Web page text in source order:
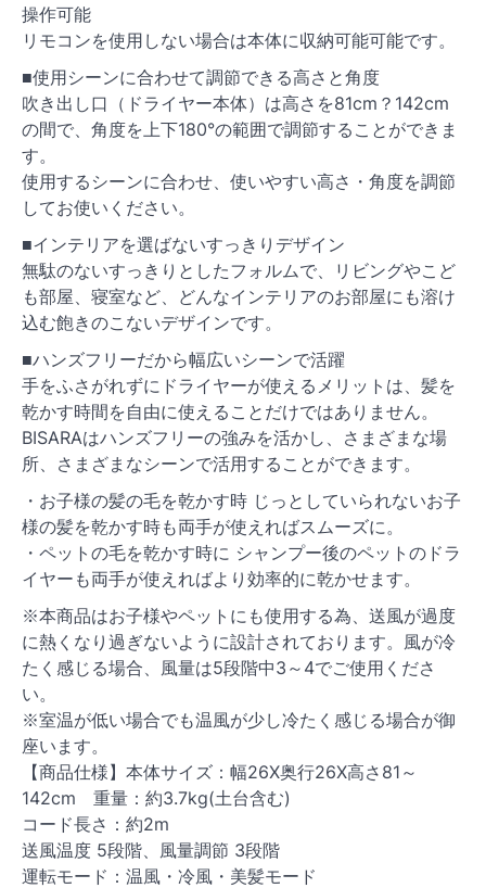
操作可能
リモコンを使用しない場合は本体に収納可能可能です。
■使用シーンに合わせて調節できる高さと角度
吹き出し口（ドライヤー本体）は高さを81cm？142cm
の間で、角度を上下180°の範囲で調節することができま
す。
使用するシーンに合わせ、使いやすい高さ・角度を調節
してお使いください。
■インテリアを選ばないすっきりデザイン
無駄のないすっきりとしたフォルムで、リビングやこど
も部屋、寝室など、どんなインテリアのお部屋にも溶け
込む飽きのこないデザインです。
■ハンズフリーだから幅広いシーンで活躍
手をふさがれずにドライヤーが使えるメリットは、髪を
乾かす時間を自由に使えることだけではありません。
BISARAはハンズフリーの強みを活かし、さまざまな場
所、さまざまなシーンで活用することができます。
・お子様の髪の毛を乾かす時 じっとしていられないお子
様の髪を乾かす時も両手が使えればスムーズに。
・ペットの毛を乾かす時に シャンプー後のペットのドラ
イヤーも両手が使えればより効率的に乾かせます。
※本商品はお子様やペットにも使用する為、送風が過度
に熱くなり過ぎないように設計されております。風が冷
たく感じる場合、風量は5段階中3～4でご使用くださ
い。
※室温が低い場合でも温風が少し冷たく感じる場合が御
座います。
【商品仕様】本体サイズ：幅26X奥行26X高さ81～
142cm 重量：約3.7kg(土台含む)
コード長さ：約2m
送風温度 5段階、風量調節 3段階
運転モード：温風・冷風・美髪モード